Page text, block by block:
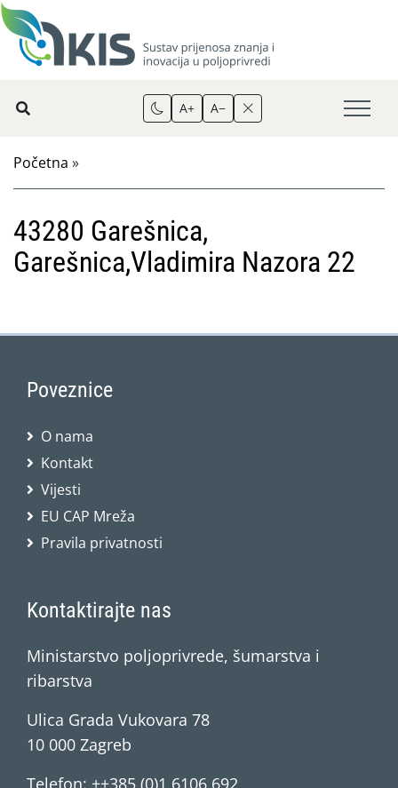
A+ A−
Početna »
43280 Garešnica,
Garešnica,Vladimira Nazora 22
Poveznice
O nama
Kontakt
Vijesti
EU CAP Mreža
Pravila privatnosti
Kontaktirajte nas
Ministarstvo poljoprivrede, šumarstva i
ribarstva
Ulica Grada Vukovara 78
10 000 Zagreb
Telefon: ++385 (0)1 6106 692